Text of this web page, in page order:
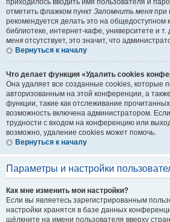
приходилось вводить имя пользователя и
отметить флажком пункт Запомнить меня при
рекомендуется делать это на общедоступном
библиотеке, интернет-кафе, университете и т.
меня отсутствует, это значит, что
Вернуться к началу
Что делает функция «Удалить cookies
Она удаляет все созданные cookies, которые
авторизованным на этой конференции, а
функции, такие как отслеживание
возможность включена администратором.
трудности с входом на конференцию или
возможно, удаление cookies может помочь.
Вернуться к началу
Параметры и настройки
Как мне изменить мои настройки?
Если вы являетесь зарегистрированным
настройки хранятся в базе данных
щёлкните на имени пользователя вверху